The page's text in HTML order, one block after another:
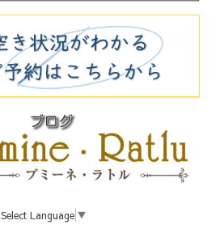
Select Language ▼